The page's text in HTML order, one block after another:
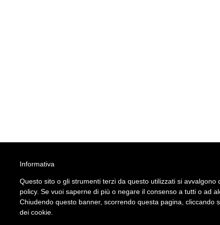
Informativa
Questo sito o gli strumenti terzi da questo utilizzati si
policy. Se vuoi saperne di più o negare il consenso a tutti o ad
Chiudendo questo banner, scorrendo questa pagina, cliccando
dei cookie.